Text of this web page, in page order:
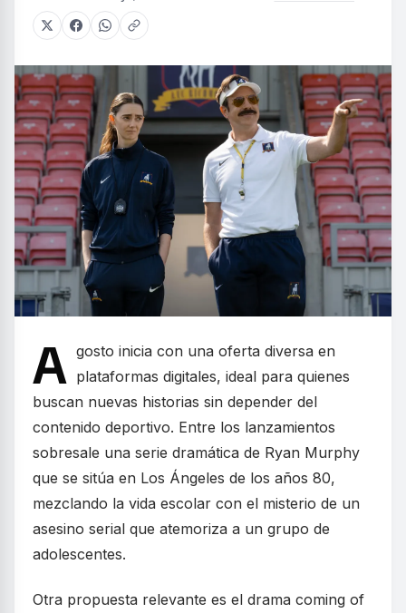
A gosto inicia con una oferta diversa en
plataformas digitales, ideal para quienes
buscan nuevas historias sin depender del
contenido deportivo. Entre los lanzamientos
sobresale una serie dramática de Ryan Murphy
que se sitúa en Los Ángeles de los años 80,
mezclando la vida escolar con el misterio de un
asesino serial que atemoriza a un grupo de
adolescentes.
Otra propuesta relevante es el drama coming of